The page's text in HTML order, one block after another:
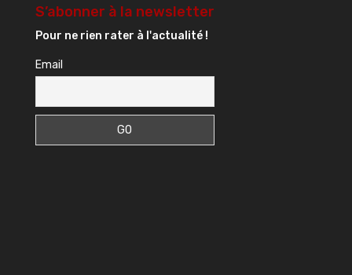
S’abonner à la newsletter
Pour ne rien rater à l'actualité !
Email